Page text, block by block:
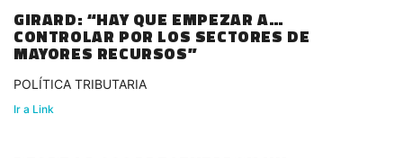
GIRARD: “HAY QUE EMPEZAR A
CONTROLAR POR LOS SECTORES DE
MAYORES RECURSOS”
POLÍTICA TRIBUTARIA
Ir a Link